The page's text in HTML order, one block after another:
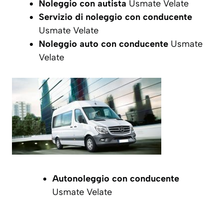
Noleggio con autista Usmate Velate
Servizio di noleggio con conducente
Usmate Velate
Noleggio auto con conducente Usmate
Velate
Autonoleggio con conducente
Usmate Velate